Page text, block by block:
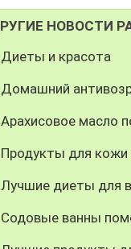
НОВОСТИ
Диеты и красота
Домашний
Арахисовое масло
Продукты для кожи
Лучшие диеты для
Содовые ванны